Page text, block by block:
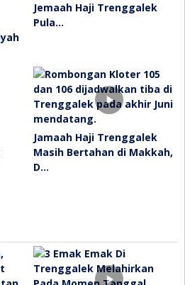
Jemaah Haji Trenggalek
Pula…
Jamaah Haji Trenggalek
Masih Bertahan di Makkah,
D…